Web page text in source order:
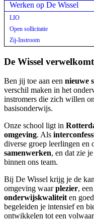
Werken op De Wissel
LIO
Open sollicitatie
Zij-Instroom
De Wissel
Ben jij toe aan een nieuwe
verschil maken in het
instromers die zich willen
basisonderwijs.
Onze school ligt in
omgeving. Als
diverse groep leerlingen en
samenwerken, en dat zie
binnen ons team.
Bij De Wissel krijg je de
omgeving waarplezier, een
onderwijskwaliteiten goed
begeleiden je intensief en
ontwikkelen tot een